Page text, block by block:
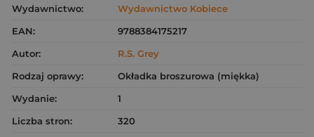
Wydawnictwo:
Wydawnictwo Kobiece
EAN:
9788384175217
Autor:
R.S. Grey
Rodzaj oprawy:
Okładka broszurowa (miękka)
Wydanie:
1
Liczba stron:
320